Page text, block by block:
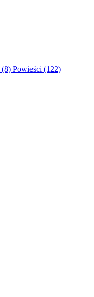
(8) Powieści (122)